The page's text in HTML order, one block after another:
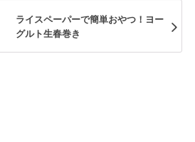
ライスペーパーで簡単おやつ！ヨー
グルト生春巻き